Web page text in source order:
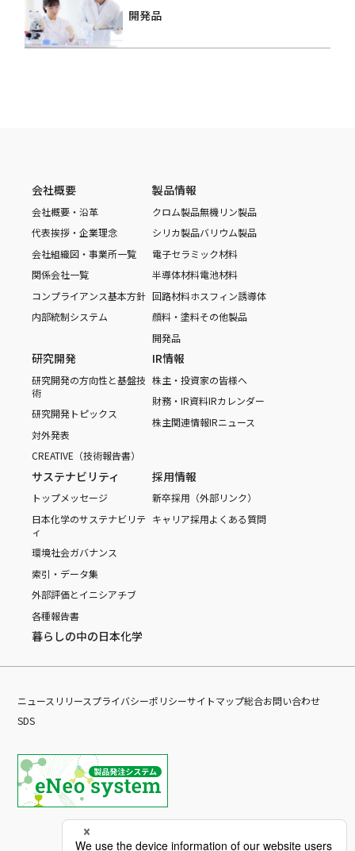
開発品
会社概要
会社概要・沿革
代表挨拶・企業理念
会社組織図・事業所一覧
関係会社一覧
コンプライアンス基本方針
内部統制システム
製品情報
クロム製品無機リン製品
シリカ製品バリウム製品
電子セラミック材料
半導体材料電池材料
回路材料ホスフィン誘導体
顔料・塗料その他製品
開発品
研究開発
研究開発の方向性と基盤技
術
研究開発トピックス
対外発表
CREATIVE（技術報告書）
IR情報
株主・投資家の皆様へ
財務・IR資料IRカレンダー
株主関連情報IRニュース
サステナビリティ
トップメッセージ
日本化学のサステナビリテ
ィ
環境社会ガバナンス
索引・データ集
外部評価とイニシアチブ
各種報告書
採用情報
新卒採用（外部リンク）
キャリア採用よくある質問
暮らしの中の日本化学
ニュースリリースプライバシーポリシーサイトマップ総合お問い合わせ
SDS